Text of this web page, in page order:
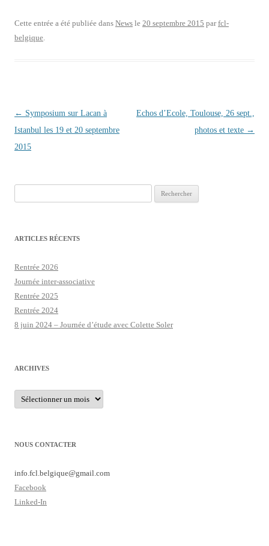
Cette entrée a été publiée dans News le 20 septembre 2015 parfcl-
belgique.
Navigation des articles
← Symposium sur Lacan à
Istanbul les 19 et 20 septembre
2015
Echos d’Ecole, Toulouse, 26 sept.,
photos et texte →
ARTICLES RÉCENTS
Rentrée 2026
Journée inter-associative
Rentrée 2025
Rentrée 2024
8 juin 2024 – Journée d’étude avec Colette Soler
ARCHIVES
Archives
NOUS CONTACTER
info.fcl.belgique@gmail.com
Facebook
Linked-In